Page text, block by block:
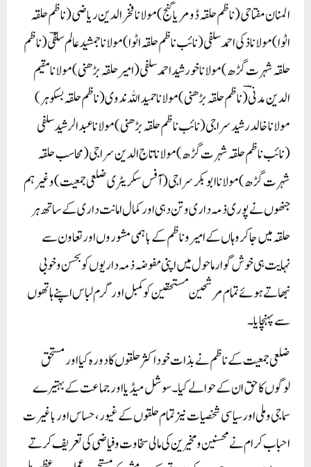
المنان مفتاحی (ناظم حلقہ ڈومریا گنج) مولانا فخر الدین ریاضی (ناظم حلقہ
اٹوا) مولانا ذکی احمد سلفی (نائب ناظم حلقہ اٹوا) مولانا جمشید عالم سلفؔی (ناظم
حلقہ شہرت گڑھ)مولانا خورشید احمد سلفی(امیرحلقہ بڑھنی)مولانا مقیم
الدین مدنؔی (ناظم حلقہ بڑھنی) مولانا حمید اللہ ندوی (ناظم حلقہ بسکوہر)
مولانا خالد رشید سراجی (نائب ناظم حلقہ بڑھنی) مولانا عبد الرشید سلفی
(نائب ناظم حلقہ شہرت گڑھ) مولانا تاج الدین سراجی (محاسب حلقہ
شہرت گڑھ) مولانا ابوبکر سراجی (آفس سکریٹری ضلعی جمعیت) وغیرہم
جنھوں نے پوری ذمہ داری و تن دہی اور کمال امانت داری کے ساتھ ہر
حلقہ میں جاکر وہاں کے امیر و ناظم کے باہمی مشوروں اور تعاون سے
نہایت ہی خوش گوار ماحول میں اپنی مفوضہ ذمہ داریوں کو بحسن و خوبی
نبھاتے ہوئے تمام مرشحین مستحقین کو کمبل اور گرم لباس اپنے ہاتھوں
سے پہنچایا۔
ضلعی جمعیت کے ناظم نے بذات خود اکثرحلقوں کا دورہ کیا اور مستحق
لوگوں کا حق ان کے حوالے کیا۔سوشل میڈیا اور جماعت کے بہتیرے
سماجی وملی اورسیاسی شخصیات نیز تمام حلقوں کے غیور، حساس اور باغیرت
احباب کرام نے محسنین و مخیرین کی مالی سخاوت و فیاضی کی تعریف کرتے